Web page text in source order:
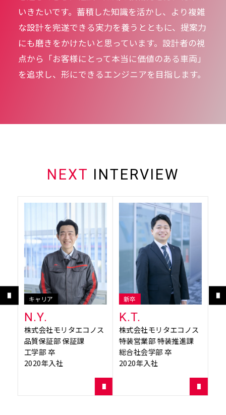
いきたいです。蓄積した知識を活かし、より複雑
な設計を完遂できる実力を養うとともに、提案力
にも磨きをかけたいと思っています。設計者の視
点から「お客様にとって本当に価値のある車両」
を追求し、形にできるエンジニアを目指します。
NEXT INTERVIEW
キャリア
N.Y.
株式会社モリタエコノス
品質保証部 保証課
工学部 卒
2020年入社
新卒
K.T.
株式会社モリタエコノス
特装営業部 特装推進課
総合社会学部 卒
2020年入社